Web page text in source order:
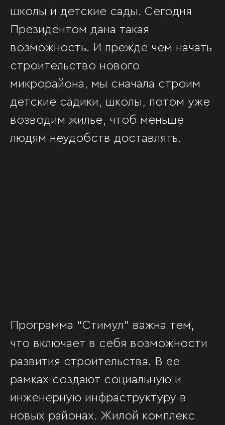
школы и детские сады. Сегодня
Президентом дана такая
возможность. И прежде чем начать
строительство нового
микрорайона, мы сначала строим
детские садики, школы, потом уже
возводим жилье, чтоб меньше
людям неудобств доставлять.
Программа “Стимул” важна тем,
что включает в себя возможности
развития строительства. В ее
рамках создают социальную и
инженерную инфраструктуру в
новых районах. Жилой комплекс